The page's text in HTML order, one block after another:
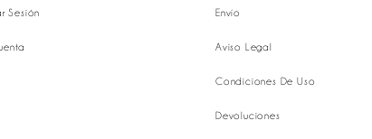
Sesión Envío
Aviso Legal
Condiciones De Uso
Devoluciones